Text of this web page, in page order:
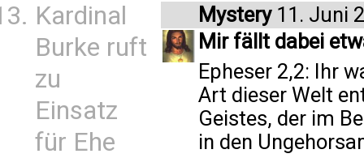
Kardinal
Burke ruft
zu
Einsatz
für Ehe
Mystery11. Juni
Mir fällt dabei
Epheser 2,2: Ihr
Art dieser Welt
Geistes, der im
in den